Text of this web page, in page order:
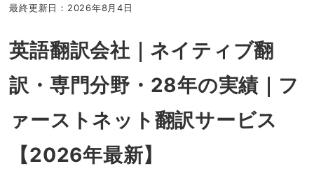
最終更新日：2026年8月4日
英語翻訳会社｜ネイティブ翻
訳・専門分野・28年の実績｜フ
ァーストネット翻訳サービス
【2026年最新】